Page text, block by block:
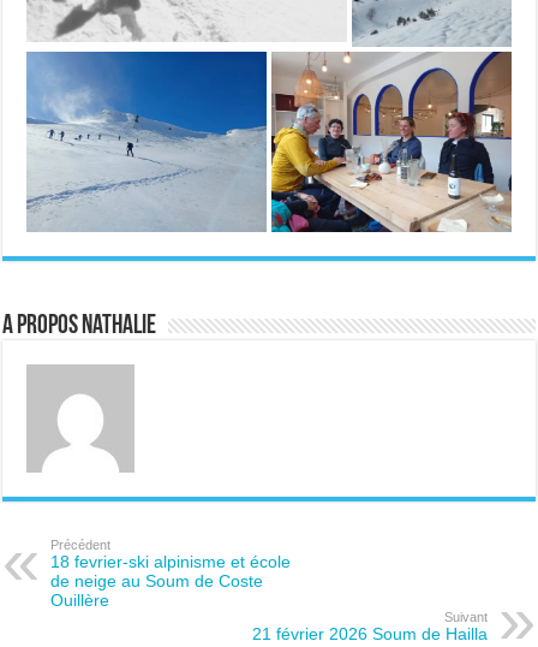
A propos Nathalie
Précédent
18 fevrier-ski alpinisme et école
de neige au Soum de Coste
Ouillère
Suivant
21 février 2026 Soum de Hailla